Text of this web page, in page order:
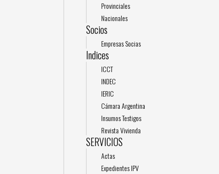
Provinciales
Nacionales
Socios
Empresas Socias
Indices
ICCT
INDEC
IERIC
Cámara Argentina
Insumos Testigos
Revista Vivienda
SERVICIOS
Actas
Expedientes IPV